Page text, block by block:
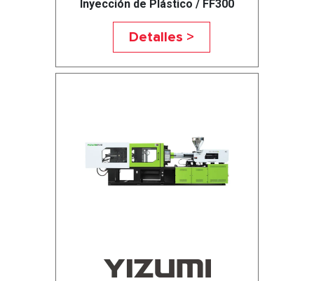
Inyección de Plástico / FF300
Detalles >